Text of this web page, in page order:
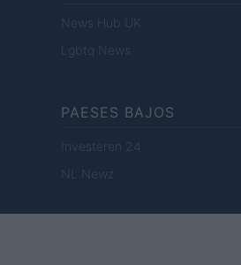
News Hub UK
Lgbtq News
PAESES BAJOS
Investeren 24
NL Newz